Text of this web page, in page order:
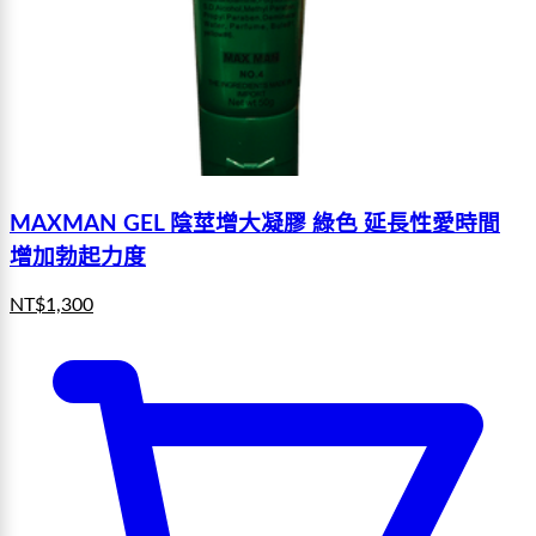
MAXMAN GEL 陰莖增大凝膠 綠色 延長性愛時間
增加勃起力度
NT$1,300